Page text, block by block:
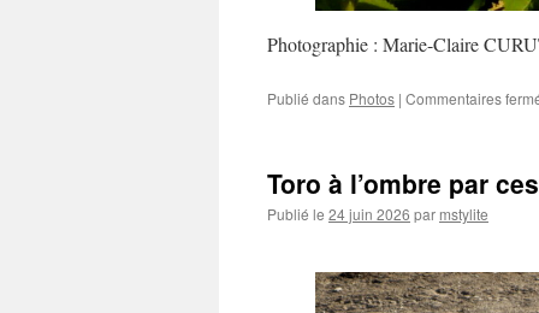
Photographie : Marie-Claire
Publié dans Photos | Commentaires
Toro à l’ombre par
Publié le 24 juin 2026 par mstylite